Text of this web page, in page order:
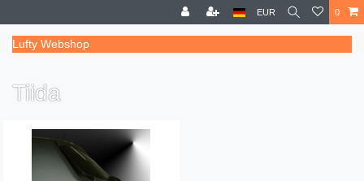
EUR 0
Lufty Webshop
Tiida